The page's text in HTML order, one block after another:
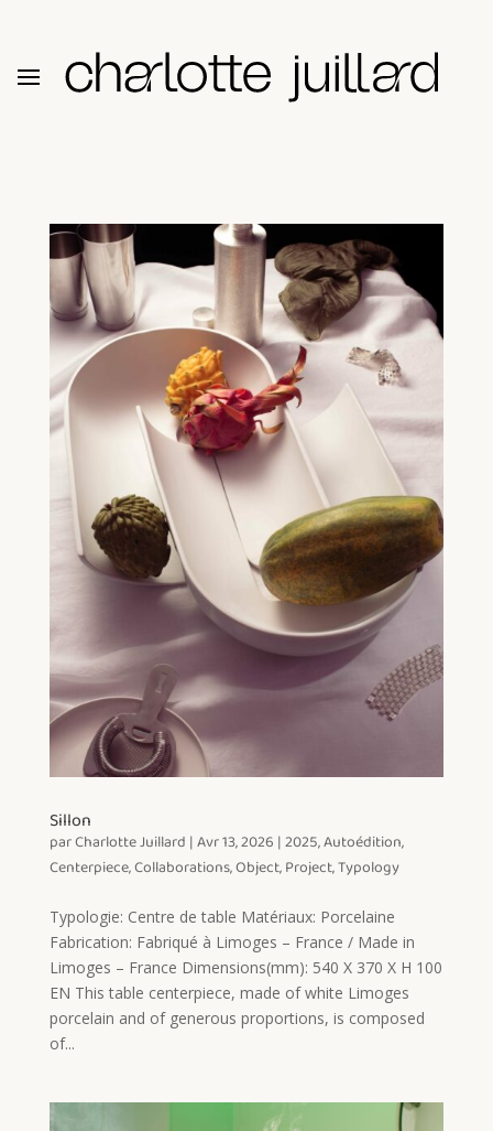
Sillon
parCharlotte Juillard |Avr 13, 2026 |2025,Autoédition,
Centerpiece,Collaborations,Object,Project,Typology
Typologie: Centre de table Matériaux: Porcelaine
Fabrication: Fabriqué à Limoges – France / Made in
Limoges – France Dimensions(mm): 540 X 370 X H 100
EN This table centerpiece, made of white Limoges
porcelain and of generous proportions, is composed
of...